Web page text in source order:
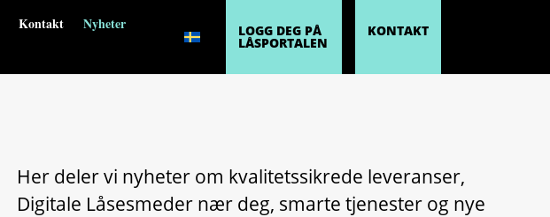
Kontakt
Nyheter
LOGG DEG PÅ
LÅSPORTALEN
KONTAKT
Her deler vi nyheter om kvalitetssikrede leveranser,
Digitale Låsesmeder nær deg, smarte tjenester og nye